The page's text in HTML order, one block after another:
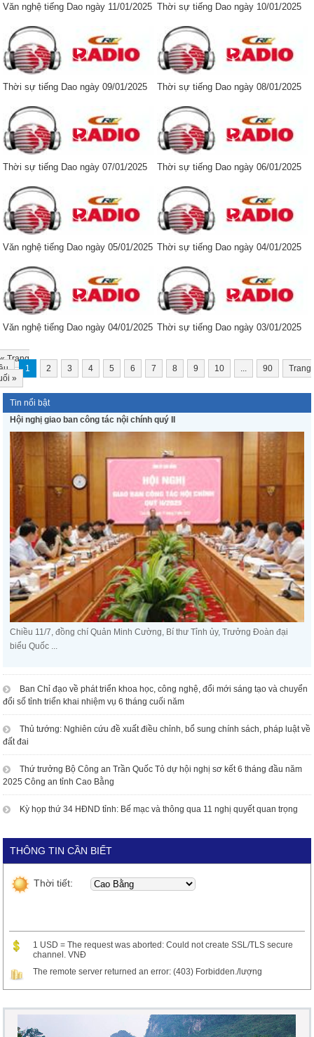
Văn nghệ tiếng Dao ngày 11/01/2025 Thời sự tiếng Dao ngày 10/01/2025
Thời sự tiếng Dao ngày 09/01/2025 Thời sự tiếng Dao ngày 08/01/2025
Thời sự tiếng Dao ngày 07/01/2025 Thời sự tiếng Dao ngày 06/01/2025
Văn nghệ tiếng Dao ngày 05/01/2025 Thời sự tiếng Dao ngày 04/01/2025
Văn nghệ tiếng Dao ngày 04/01/2025 Thời sự tiếng Dao ngày 03/01/2025
«Trang
1 2 3 4 5 6 7 8 9 10 ... 90
Trang
»
Tin nổi bật
Hội nghị giao ban công tác nội chính quý II
Chiều 11/7, đồng chí Quản Minh Cường, Bí thư Tỉnh ủy, Trưởng Đoàn đại
biểu Quốc ...
Ban Chỉ đạo về phát triển khoa học, công nghệ, đổi mới sáng tạo và chuyển
đổi số tỉnh triển khai nhiệm vụ 6 tháng cuối năm
Thủ tướng: Nghiên cứu đề xuất điều chỉnh, bổ sung chính sách, pháp luật về
đất đai
Thứ trưởng Bộ Công an Trần Quốc Tỏ dự hội nghị sơ kết 6 tháng đầu năm
2025 Công an tỉnh Cao Bằng
Kỳ họp thứ 34 HĐND tỉnh: Bế mạc và thông qua 11 nghị quyết quan trọng
THÔNG TIN CẦN BIẾT
Thời tiết:
1 USD = The request was aborted: Could not create SSL/TLS secure
channel. VNĐ
The remote server returned an error: (403) Forbidden./lượng